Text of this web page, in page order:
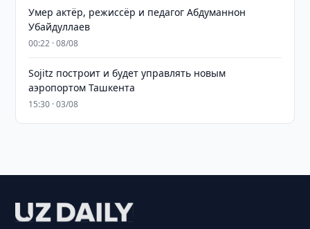
Умер актёр, режиссёр и педагог Абдуманнон
Убайдуллаев
00:22 · 08/08
Sojitz построит и будет управлять новым
аэропортом Ташкента
15:30 · 03/08